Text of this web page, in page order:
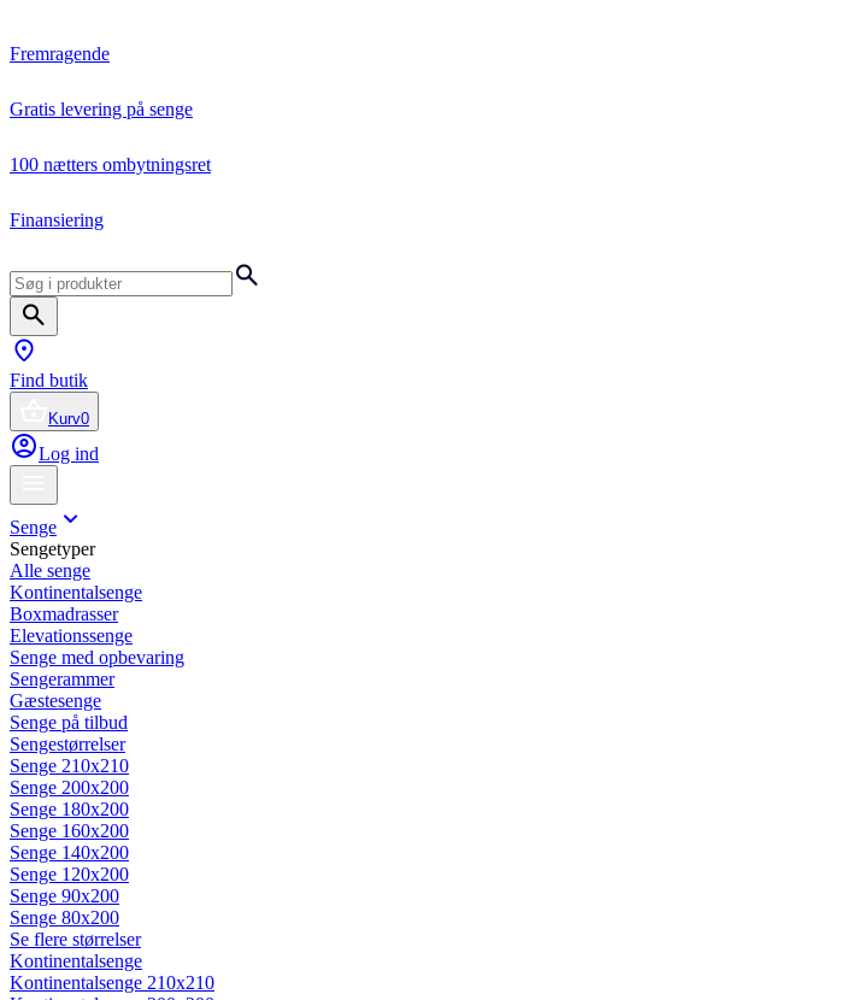
Fremragende
Gratis levering på senge
100 nætters ombytningsret
Finansiering
Find butik
Kurv0
Log ind
Senge
Sengetyper
Alle senge
Kontinentalsenge
Boxmadrasser
Elevationssenge
Senge med opbevaring
Sengerammer
Gæstesenge
Senge på tilbud
Sengestørrelser
Senge 210x210
Senge 200x200
Senge 180x200
Senge 160x200
Senge 140x200
Senge 120x200
Senge 90x200
Senge 80x200
Se flere størrelser
Kontinentalsenge
Kontinentalsenge 210x210